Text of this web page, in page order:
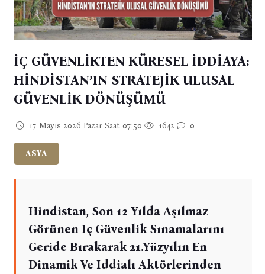
İÇ GÜVENLİKTEN KÜRESEL İDDİAYA:
HİNDİSTAN’IN STRATEJİK ULUSAL
GÜVENLİK DÖNÜŞÜMÜ
17 Mayıs 2026 Pazar Saat 07:50 1642 0
ASYA
Hindistan, Son 12 Yılda Aşılmaz
Görünen Iç Güvenlik Sınamalarını
Geride Bırakarak 21.yüzyılın En
Dinamik Ve Iddialı Aktörlerinden